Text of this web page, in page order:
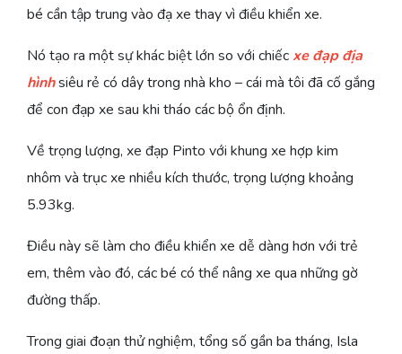
bé cần tập trung vào đạ xe thay vì điều khiển xe.
Nó tạo ra một sự khác biệt lớn so với chiếc xe đạp địa
hìnhsiêu rẻ có dây trong nhà kho – cái mà tôi đã cố gắng
để con đạp xe sau khi tháo các bộ ổn định.
Về trọng lượng, xe đạp Pinto với khung xe hợp kim
nhôm và trục xe nhiều kích thước, trọng lượng khoảng
5.93kg.
Điều này sẽ làm cho điều khiển xe dễ dàng hơn với trẻ
em, thêm vào đó, các bé có thể nâng xe qua những gờ
đường thấp.
Trong giai đoạn thử nghiệm, tổng số gần ba tháng, Isla